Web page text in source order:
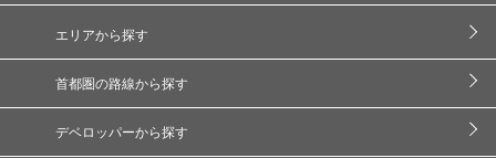
エリアから探す
首都圏の路線から探す
デベロッパーから探す